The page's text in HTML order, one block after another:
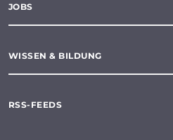
JOBS
WISSEN & BILDUNG
RSS-FEEDS